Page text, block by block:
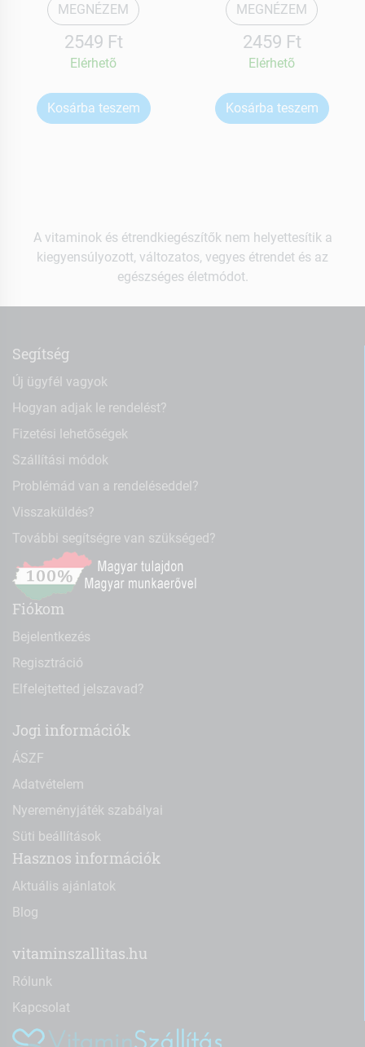
MEGNÉZEM
2549 Ft
Elérhetõ
Kosárba teszem
MEGNÉZEM
2459 Ft
Elérhetõ
Kosárba teszem
A vitaminok és étrendkiegészítők nem helyettesítik a
kiegyensúlyozott, változatos, vegyes étrendet és az
egészséges életmódot.
Segítség
Új ügyfél vagyok
Hogyan adjak le rendelést?
Fizetési lehetőségek
Szállítási módok
Problémád van a rendeléseddel?
Visszaküldés?
További segítségre van szükséged?
Fiókom
Bejelentkezés
Regisztráció
Elfelejtetted jelszavad?
Jogi információk
ÁSZF
Adatvételem
Nyereményjáték szabályai
Süti beállítások
Hasznos információk
Aktuális ajánlatok
Blog
vitaminszallitas.hu
Rólunk
Kapcsolat